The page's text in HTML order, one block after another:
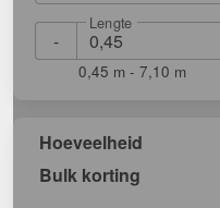
-
Lengte
0,45 m - 7,10 m
Hoeveelheid
Bulk korting